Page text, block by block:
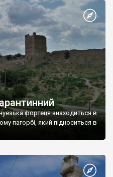
фортеця знаходиться в
пагорбі, який підноситься в